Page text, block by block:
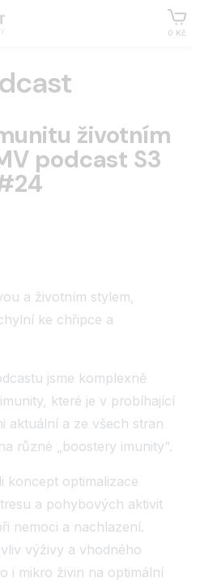
0 Kč
životním
podcast S3
a životním stylem,
ke chřipce a
jsme komplexně
které je v probíhající
aktuální a ze všech stran
různé „boostery imunity“.
koncept optimalizace
a pohybových aktivit
nemoci a nachlazení.
výživy a vhodného
i mikro živin na optimální